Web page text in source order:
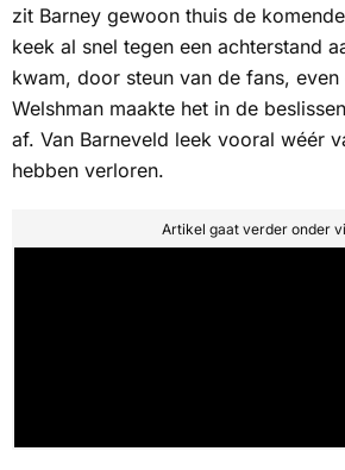
zit Barney gewoon thuis de
keek al snel tegen een achterstand
kwam, door steun van de fans,
Welshman maakte het in de
af. Van Barneveld leek vooral wéér
hebben verloren.
Artikel gaat verder onder